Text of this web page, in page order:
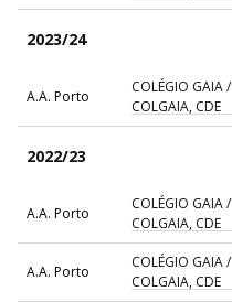
2023/24
A.A. Porto
COLÉGIO GAIA /
COLGAIA, CDE
2022/23
A.A. Porto
COLÉGIO GAIA /
COLGAIA, CDE
A.A. Porto
COLÉGIO GAIA /
COLGAIA, CDE